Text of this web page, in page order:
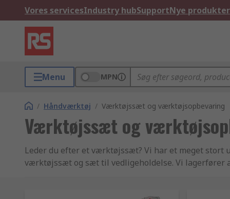
Vores servicesIndustry hubSupportNye produkter
Menu MPN
/ Håndværktøj / Værktøjssæt og værktøjsopbevaring
Værktøjssæt og
Leder du efter et værktøjssæt? Vi har et meget
værktøjssæt og sæt til vedligeholdelse. Vi lagerfører